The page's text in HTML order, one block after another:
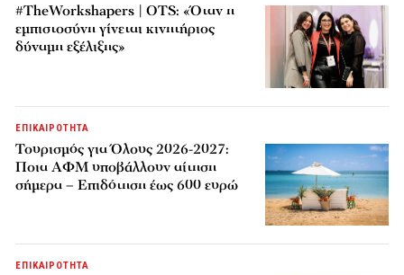
#TheWorkshapers | OTS: «Όταν η
εμπιστοσύνη γίνεται κινητήριος
δύναμη εξέλιξης»
ΕΠΙΚΑΙΡΟΤΗΤΑ
Τουρισμός για Όλους 2026-2027:
Ποια ΑΦΜ υποβάλλουν αίτηση
σήμερα – Επιδότηση έως 600 ευρώ
ΕΠΙΚΑΙΡΟΤΗΤΑ